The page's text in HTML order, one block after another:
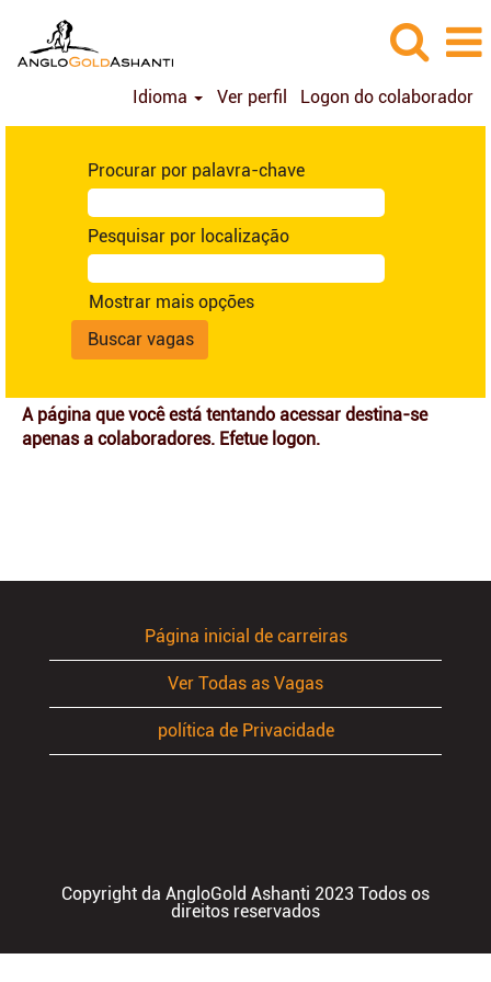
Idioma Ver perfil Logon do colaborador
Procurar por palavra-chave
Pesquisar por localização
Mostrar mais opções
A página que você está tentando acessar destina-se
apenas a colaboradores. Efetue logon.
Página inicial de carreiras
Ver Todas as Vagas
política de Privacidade
Copyright da AngloGold Ashanti 2023 Todos os
direitos reservados